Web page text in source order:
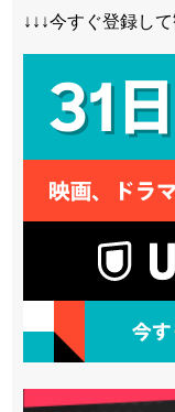
↓↓↓今すぐ登録し